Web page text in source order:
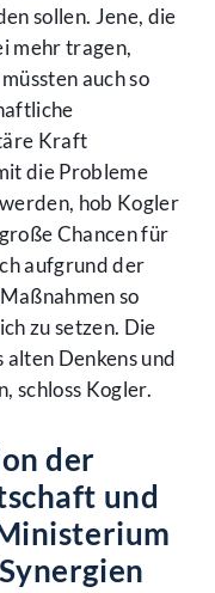
sollen. Jene, die
mehr tragen,
auch so
Kraft
die Probleme
hob Kogler
Chancen für
aufgrund der
so
zu setzen. Die
Denkens und
schloss Kogler.
der
und